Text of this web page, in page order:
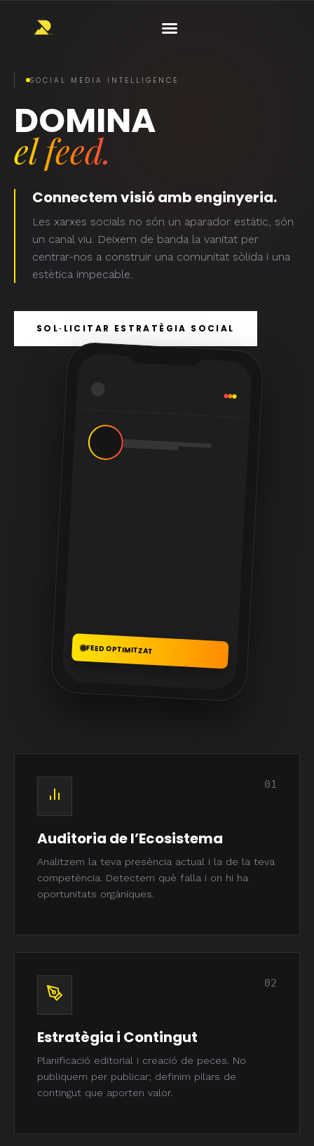
SOCIAL MEDIA INTELLIGENCE
DOMINA
el feed.
Connectem visió amb enginyeria.
Les xarxes socials no són un aparador estàtic, són
un canal viu. Deixem de banda la vanitat per
centrar-nos a construir una comunitat sòlida i una
estètica impecable.
SOL·LICITAR ESTRATÈGIA SOCIAL
FEED OPTIMITZAT
01
Auditoria de l’Ecosistema
Analitzem la teva presència actual i la de la teva
competència. Detectem què falla i on hi ha
oportunitats orgàniques.
02
Estratègia i Contingut
Planificació editorial i creació de peces. No
publiquem per publicar; definim pilars de
contingut que aporten valor.